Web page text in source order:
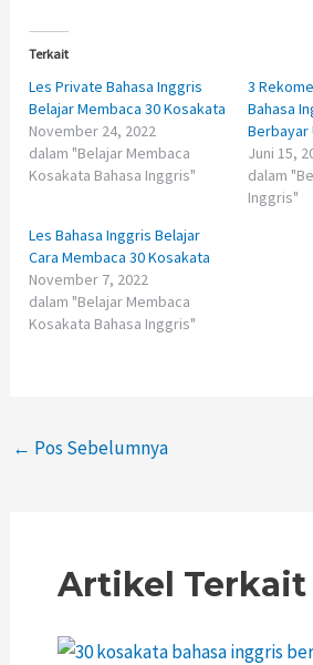
Terkait
Les Private Bahasa Inggris
Belajar Membaca 30 Kosakata
November 24, 2022
dalam "Belajar Membaca
Kosakata Bahasa Inggris"
3
Bahasa
Berbayar
Juni 15,
dalam
Inggris"
Les Bahasa Inggris Belajar
Cara Membaca 30 Kosakata
November 7, 2022
dalam "Belajar Membaca
Kosakata Bahasa Inggris"
← Pos Sebelumnya
Artikel Terkait